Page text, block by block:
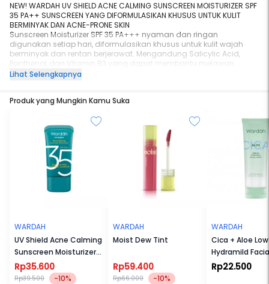
NEW! WARDAH UV SHIELD ACNE CALMING SUNSCREEN MOISTURIZER SPF
35 PA++ SUNSCREEN YANG DIFORMULASIKAN KHUSUS UNTUK KULIT
BERMINYAK DAN ACNE-PRONE SKIN
Sunscreen Moisturizer SPF 35 PA+++ nyaman dan ringan
digunakan setiap hari, diformulasikan khusus untuk kulit wajah
berminyak dan rentan berjerawat. Mengandung Salicylic Acid,
Panthenol, dan Vitamin B3 yang dapat membantu melawan
bakteri penyebab jerawat.
- Non-Comedogenic
- Dermatologically Tested
- No Alcohol
- No Fragrance
- No White Cast
- Invisible Finish
Lihat Selengkapnya
Produk yang Mungkin Kamu Suka
WARDAH
UV Shield Acne Calming
Sunscreen Moisturizer
SPF 35 PA+++
Rp35.600
Rp39.500 -10%
WARDAH
Moist Dew Tint
Rp59.400
Rp66.000 -10%
WARDAH
Cica + Aloe
Hydramild
Rp22.500